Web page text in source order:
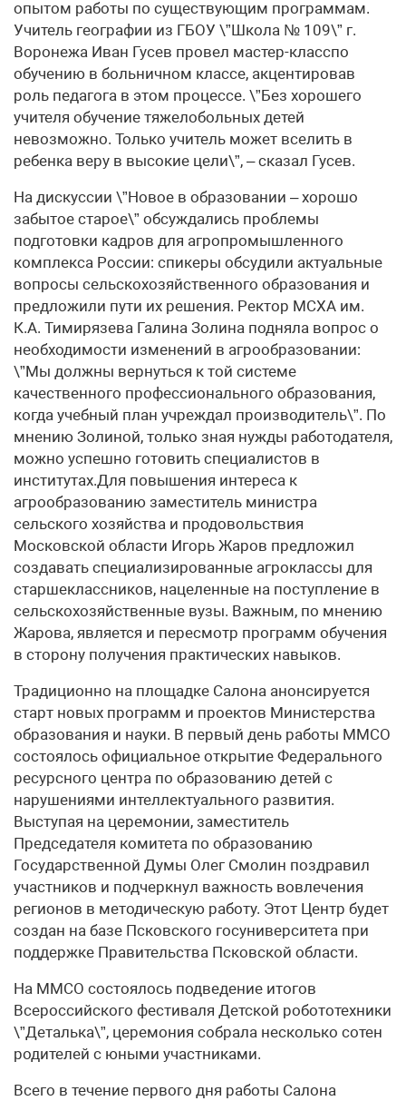
опытом работы по существующим программам.
Учитель географии из ГБОУ \”Школа № 109\” г.
Воронежа Иван Гусев провел мастер-класспо
обучению в больничном классе, акцентировав
роль педагога в этом процессе. \”Без хорошего
учителя обучение тяжелобольных детей
невозможно. Только учитель может вселить в
ребенка веру в высокие цели\”, – сказал Гусев.
На дискуссии \”Новое в образовании – хорошо
забытое старое\” обсуждались проблемы
подготовки кадров для агропромышленного
комплекса России: спикеры обсудили актуальные
вопросы сельскохозяйственного образования и
предложили пути их решения. Ректор МСХА им.
К.А. Тимирязева Галина Золина подняла вопрос о
необходимости изменений в агрообразовании:
\”Мы должны вернуться к той системе
качественного профессионального образования,
когда учебный план учреждал производитель\”. По
мнению Золиной, только зная нужды работодателя,
можно успешно готовить специалистов в
институтах.Для повышения интереса к
агрообразованию заместитель министра
сельского хозяйства и продовольствия
Московской области Игорь Жаров предложил
создавать специализированные агроклассы для
старшеклассников, нацеленные на поступление в
сельскохозяйственные вузы. Важным, по мнению
Жарова, является и пересмотр программ обучения
в сторону получения практических навыков.
Традиционно на площадке Салона анонсируется
старт новых программ и проектов Министерства
образования и науки. В первый день работы ММСО
состоялось официальное открытие Федерального
ресурсного центра по образованию детей с
нарушениями интеллектуального развития.
Выступая на церемонии, заместитель
Председателя комитета по образованию
Государственной Думы Олег Смолин поздравил
участников и подчеркнул важность вовлечения
регионов в методическую работу. Этот Центр будет
создан на базе Псковского госуниверситета при
поддержке Правительства Псковской области.
На ММСО состоялось подведение итогов
Всероссийского фестиваля Детской робототехники
\”Деталька\”, церемония собрала несколько сотен
родителей с юными участниками.
Всего в течение первого дня работы Салона